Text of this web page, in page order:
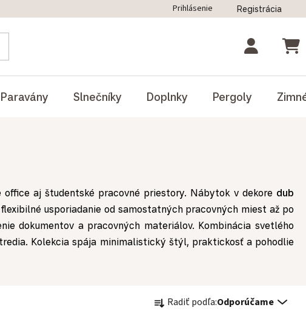
Odstúpenie od zmluvy
Prihlásenie Registrácia
Paravány Slnečníky Doplnky Pergoly
aj študentské pracovné priestory. Nábytok v dekore dub
usporiadanie od samostatných pracovných miest až po
dokumentov a pracovných materiálov. Kombinácia svetlého
Kolekcia spája minimalistický štýl, praktickosť a pohodlie
Radiť podľa:Odporúčame